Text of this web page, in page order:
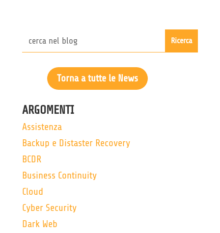
Torna a tutte le News
ARGOMENTI
Assistenza
Backup e Distaster Recovery
BCDR
Business Continuity
Cloud
Cyber Security
Dark Web